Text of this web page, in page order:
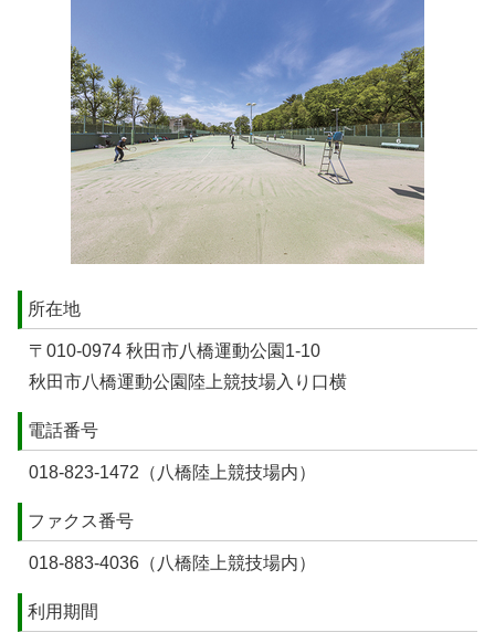
所在地
〒010-0974 秋田市八橋運動公園1-10
秋田市八橋運動公園陸上競技場入り口横
電話番号
018-823-1472（八橋陸上競技場内）
ファクス番号
018-883-4036（八橋陸上競技場内）
利用期間